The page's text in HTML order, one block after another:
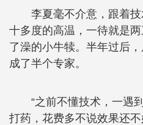
李夏毫不介意，跟着
十多度的高温，一待就是
了澡的小牛犊。半年过后
成了半个专家。
“之前不懂技术，一遇
打药，花费多不说效果还